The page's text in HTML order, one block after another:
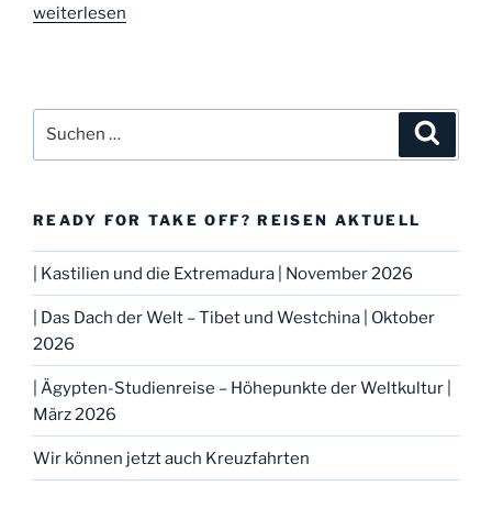
„Inspiration:
weiterlesen
nach:
READY FOR TAKE OFF? REISEN AKTUELL
| Kastilien und die Extremadura | November 2026
| Das Dach der Welt – Tibet und Westchina | Oktober
2026
| Ägypten-Studienreise – Höhepunkte der Weltkultur |
März 2026
Wir können jetzt auch Kreuzfahrten